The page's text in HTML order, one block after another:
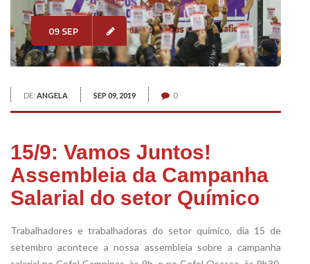
09 SEP
DE: ANGELA SEP 09, 2019 0
15/9: Vamos Juntos!
Assembleia da Campanha
Salarial do setor Químico
Trabalhadores e trabalhadoras do setor químico, dia 15 de
setembro acontece a nossa assembleia sobre a campanha